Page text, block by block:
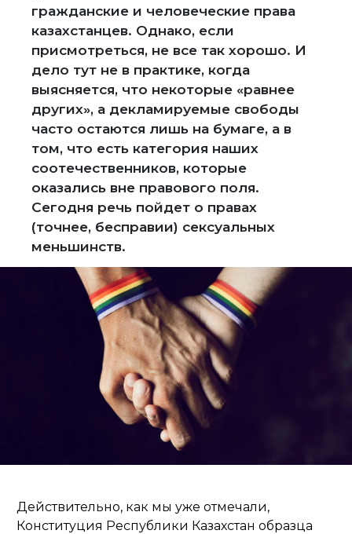
гражданские и человеческие права
казахстанцев. Однако, если
присмотреться, не все так хорошо. И
дело тут не в практике, когда
выясняется, что некоторые «равнее
других», а декламируемые свободы
часто остаются лишь на бумаге, а в
том, что есть категория наших
соотечественников, которые
оказались вне правового поля.
Сегодня речь пойдет о правах
(точнее, бесправии) сексуальных
меньшинств.
Действительно, как мы уже отмечали,
Конституция Республики Казахстан образца